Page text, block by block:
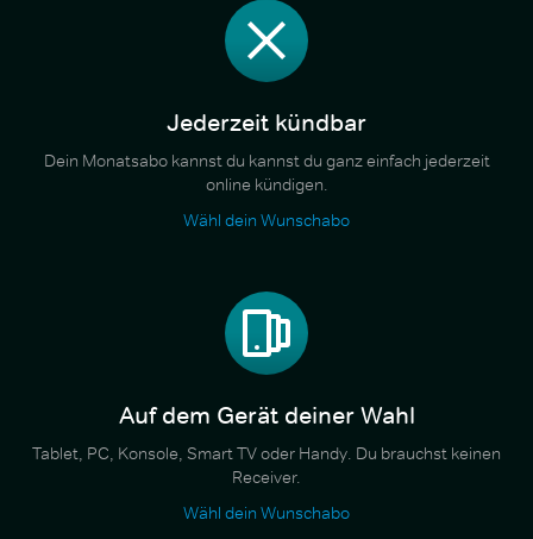
Jederzeit kündbar
Dein Monatsabo kannst du kannst du ganz einfach jederzeit
online kündigen.
Wähl dein Wunschabo
Auf dem Gerät deiner Wahl
Tablet, PC, Konsole, Smart TV oder Handy. Du brauchst keinen
Receiver.
Wähl dein Wunschabo